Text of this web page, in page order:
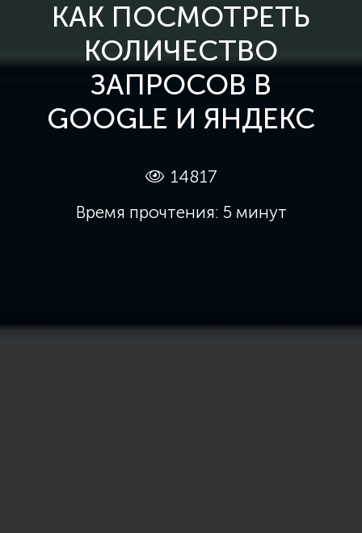
КАК ПОСМОТРЕТЬ
КОЛИЧЕСТВО
ЗАПРОСОВ В
GOOGLE И ЯНДЕКС
14817
Время прочтения: 5 минут